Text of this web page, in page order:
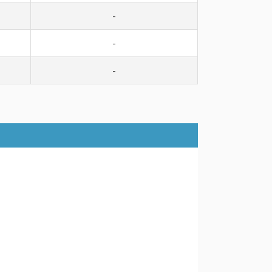
-
-
-